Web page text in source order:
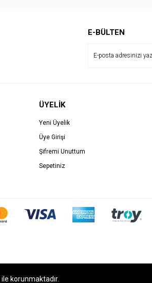
E-BÜLTEN
ÜYELİK
Yeni Üyelik
Üye Girişi
Şifremi Unuttum
Sepetiniz
korunmaktadır.